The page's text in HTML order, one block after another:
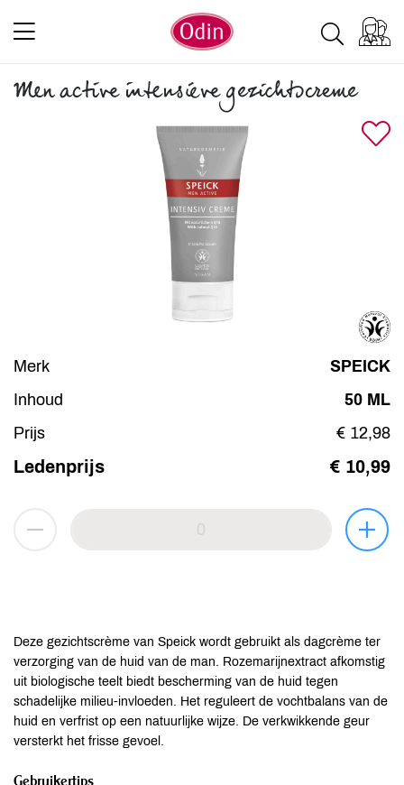
Men active intensieve gezichtscreme
Merk
SPEICK
Inhoud
50 ML
Prijs
€ 12,98
Ledenprijs € 10,99
Deze gezichtscrème van Speick wordt gebruikt als dagcrème ter
verzorging van de huid van de man. Rozemarijnextract afkomstig
uit biologische teelt biedt bescherming van de huid tegen
schadelijke milieu-invloeden. Het reguleert de vochtbalans van de
huid en verfrist op een natuurlijke wijze. De verkwikkende geur
versterkt het frisse gevoel.
Gebruikertips